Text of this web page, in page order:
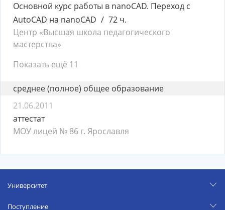
Основной курс работы в nanoCAD. Переход с
AutoCAD на nanoCAD
72 ч.
Центр «Высшая школа педагогического
мастерства»
Показать ещё 11
среднее (полное) общее образование
21.06.2011
аттестат
МОУ лицей № 86 г. Ярославля
Университет
Поступление